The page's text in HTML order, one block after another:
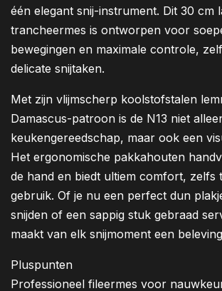
één elegant snij-instrument. Dit 30 cm
trancheermes is ontworpen voor
bewegingen en maximale controle,
delicate snijtaken.
Met zijn vlijmscherp koolstofstalen
Damascus-patroon is de N13 niet
keukengereedschap, maar ook een
Het ergonomische pakkahouten
de hand en biedt ultiem comfort, zelfs
gebruik. Of je nu een perfect dun
snijden of een sappig stuk gebraad
maakt van elk snijmoment een
Pluspunten
Professioneel fileermes voor